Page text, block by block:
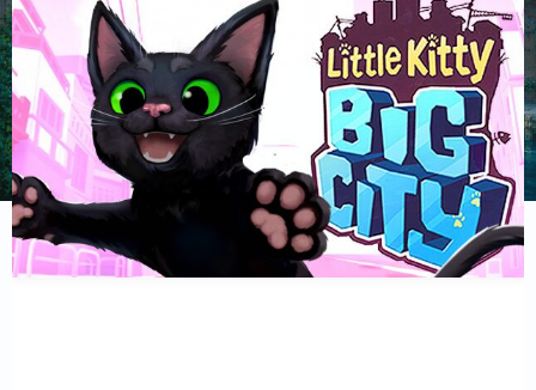
HOME
お問い合わせ
プライバシーポリシー・免責事項
サイトマップ -site map-